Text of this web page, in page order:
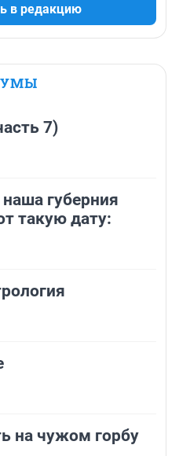
в редакцию
7)
губерния
такую дату:
на чужом горбу